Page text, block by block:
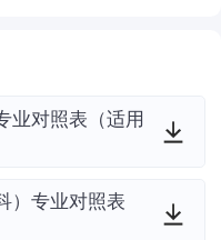
业对照表（适用
）专业对照表